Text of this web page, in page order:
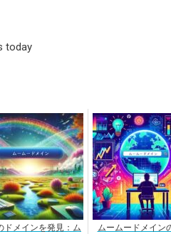
today
ドメインを発見：ム
ムームードメイン